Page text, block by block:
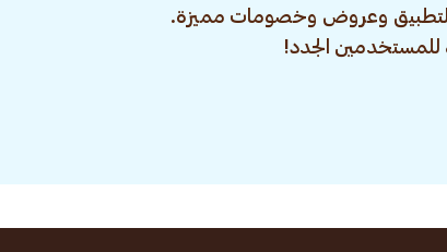
وعروض وخصومات مميزة.
للمستخدمين الجدد!